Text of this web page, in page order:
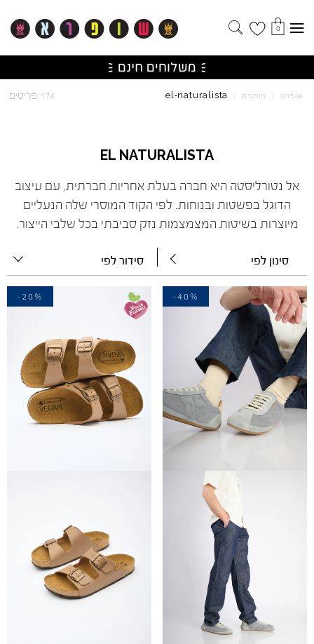
0
שופרא / מותגים /
el-naturalista
EL NATURALISTA
אל נטורליסטה היא חברה בעלת אחריות חברתית, עם עיצוב
הדוגל בפשטות ובנוחות. לפי הקוד המוסרי שלה הנעליים
מיוצרות בשיטות המצמצמות נזק סביבתי בכל שלבי הייצור.
סינון לפי
174 פריטים
סידור לפי
-40%
-20%